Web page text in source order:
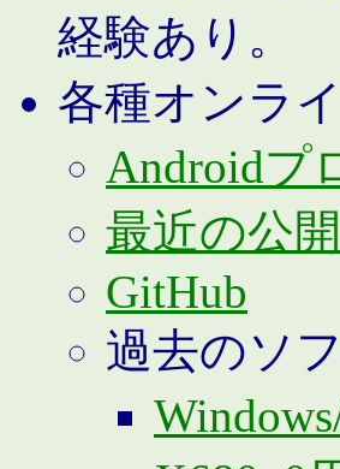
経験あり。
各種オンラ
Androidプ
最近の公
GitHub
過去のソ